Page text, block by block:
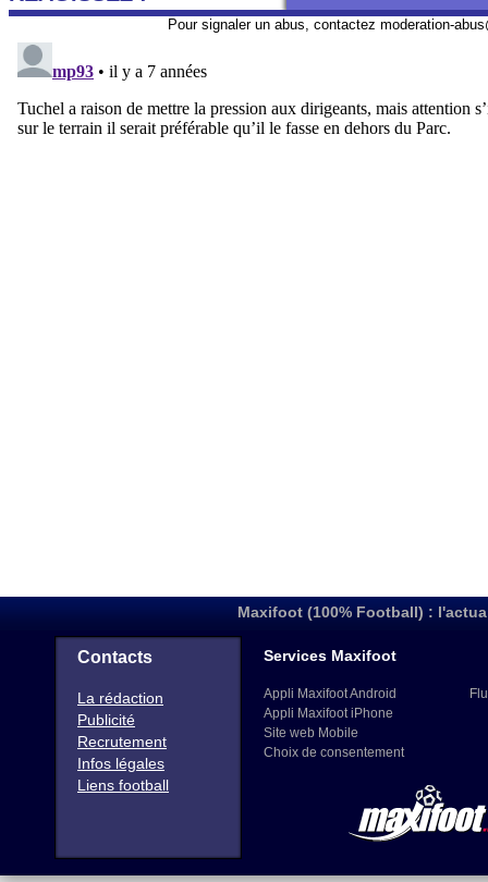
Pour signaler un abus, contactez moderation-
Maxifoot (100% Football) :
Contacts
La rédaction
Publicité
Recrutement
Infos légales
Liens football
Services Maxifoot
Appli Maxifoot Android
Appli Maxifoot iPhone
Site web Mobile
Choix de consentement